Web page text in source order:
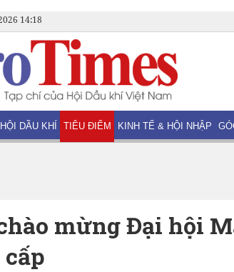
14:18
HỘI DẦU KHÍ TIÊU ĐIỂM KINH TẾ & HỘI NHẬP
mừng Đại hội